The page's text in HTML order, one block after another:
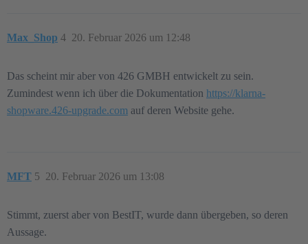
Max_Shop 20. Februar 2026 um 12:48
4
Das scheint mir aber von 426 GMBH entwickelt zu sein.
Zumindest wenn ich über die Dokumentation https://klarna-
shopware.426-upgrade.com auf deren Website gehe.
MFT 20. Februar 2026 um 13:08
5
Stimmt, zuerst aber von BestIT, wurde dann übergeben, so deren
Aussage.